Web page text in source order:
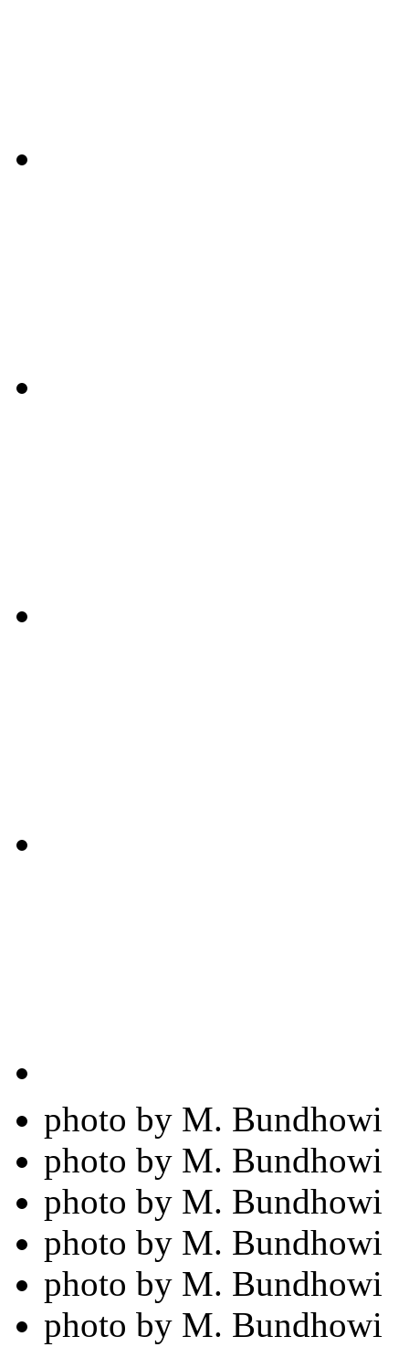
photo by M. Bundhowi
photo by M. Bundhowi
photo by M. Bundhowi
photo by M. Bundhowi
photo by M. Bundhowi
photo by M. Bundhowi